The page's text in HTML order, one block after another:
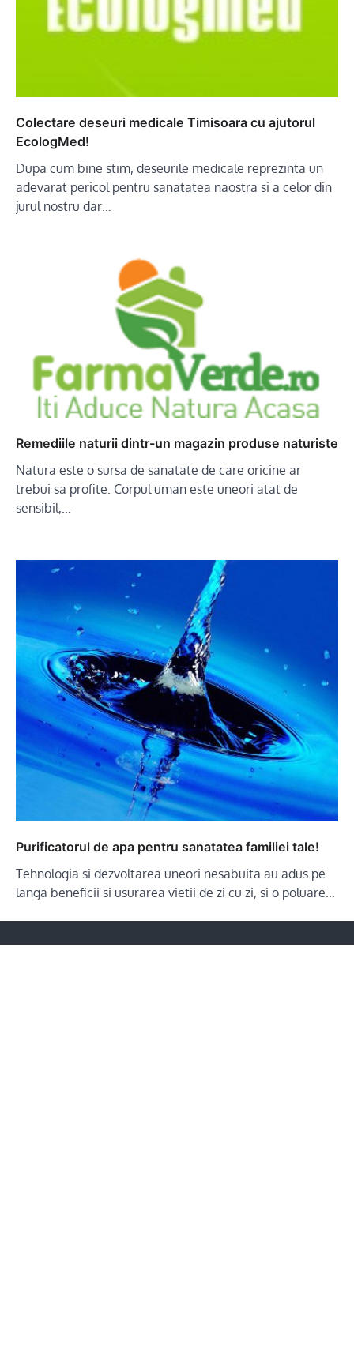
Colectare deseuri medicale Timisoara cu ajutorul
EcologMed!
Dupa cum bine stim, deseurile medicale reprezinta un
adevarat pericol pentru sanatatea naostra si a celor din
jurul nostru dar…
Remediile naturii dintr-un magazin produse naturiste
Natura este o sursa de sanatate de care oricine ar
trebui sa profite. Corpul uman este uneori atat de
sensibil,…
Purificatorul de apa pentru sanatatea familiei tale!
Tehnologia si dezvoltarea uneori nesabuita au adus pe
langa beneficii si usurarea vietii de zi cu zi, si o poluare…